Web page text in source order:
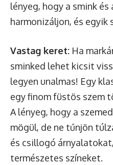
lényeg, hogy a smink és
harmonizáljon, és egyik
Vastag keret: Ha
sminked lehet kicsit
legyen unalmas! Egy
egy finom füstös szem
A lényeg, hogy a
mögül, de ne tűnjön
és csillogó
természetes színeket.